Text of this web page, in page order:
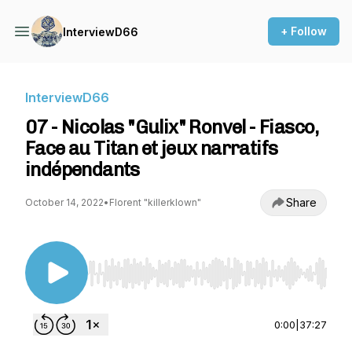
InterviewD66 + Follow
InterviewD66
07 - Nicolas "Gulix" Ronvel - Fiasco,
Face au Titan et jeux narratifs
indépendants
October 14, 2022• Florent "killerklown" Share
Use Left/Right to seek, Home/End to jump to
0:00 37:27